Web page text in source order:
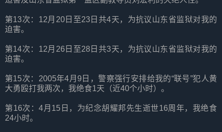
第13次：12月20日至23日共4天，为抗议山东省监狱对我的
迫害。
第14次：12月26日至28日共3天，为抗议山东省监狱对我的
迫害。
第15次：2005年4月9日，警察强行安排给我的“联号”犯人黄
大勇殴打我两次，我绝食1天（近40个小时）。
第16次：4月15日，为纪念胡耀邦先生逝世16周年，我绝食
24小时。